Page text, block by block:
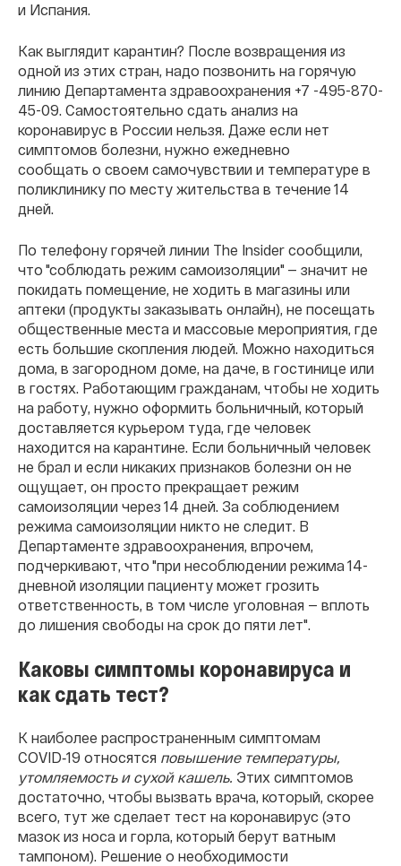
и Испания.
Как выглядит карантин? После возвращения из
одной из этих стран, надо позвонить на горячую
линию Департамента здравоохранения +7 -495-870-
45-09. Самостоятельно сдать анализ на
коронавирус в России нельзя. Даже если нет
симптомов болезни, нужно ежедневно
сообщать о своем самочувствии и температуре в
поликлинику по месту жительства в течение 14
дней.
По телефону горячей линии The Insider сообщили,
что "соблюдать режим самоизоляции" — значит не
покидать помещение, не ходить в магазины или
аптеки (продукты заказывать онлайн), не посещать
общественные места и массовые мероприятия, где
есть большие скопления людей. Можно находиться
дома, в загородном доме, на даче, в гостинице или
в гостях. Работающим гражданам, чтобы не ходить
на работу, нужно оформить больничный, который
доставляется курьером туда, где человек
находится на карантине. Если больничный человек
не брал и если никаких признаков болезни он не
ощущает, он просто прекращает режим
самоизоляции через 14 дней. За соблюдением
режима самоизоляции никто не следит. В
Департаменте здравоохранения, впрочем,
подчеркивают, что "при несоблюдении режима 14-
дневной изоляции пациенту может грозить
ответственность, в том числе уголовная — вплоть
до лишения свободы на срок до пяти лет".
Каковы симптомы коронавируса и
как сдать тест?
К наиболее распространенным симптомам
COVID‑19 относятся повышение температуры,
утомляемость и сухой кашель. Этих симптомов
достаточно, чтобы вызвать врача, который, скорее
всего, тут же сделает тест на коронавирус (это
мазок из носа и горла, который берут ватным
тампоном). Решение о необходимости